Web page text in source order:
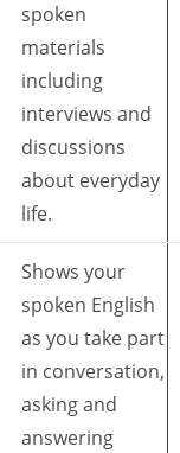
spoken
materials
including
interviews and
discussions
about everyday
life.
Shows your
spoken English
as you take part
in conversation,
asking and
answering